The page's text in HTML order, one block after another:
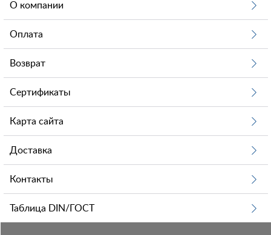
О компании
Оплата
Возврат
Сертификаты
Карта сайта
Доставка
Контакты
Таблица DIN/ГОСТ